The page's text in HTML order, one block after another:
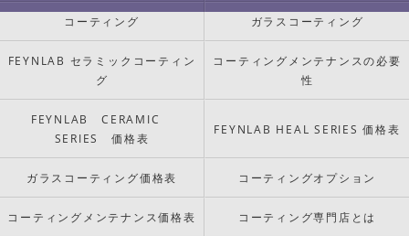
コーティング ガラスコーティング
FEYNLAB セラミックコーティン
グ
コーティングメンテナンスの必要
性
FEYNLAB CERAMIC
SERIES 価格表
FEYNLAB HEAL SERIES 価格表
ガラスコーティング価格表 コーティングオプション
コーティングメンテナンス価格表 コーティング専門店とは